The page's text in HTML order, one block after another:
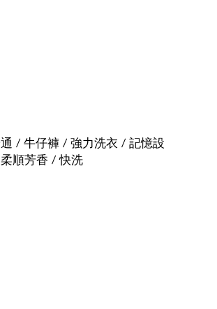
/ 牛仔褲 / 強力洗衣 / 記憶設
順芳香 / 快洗